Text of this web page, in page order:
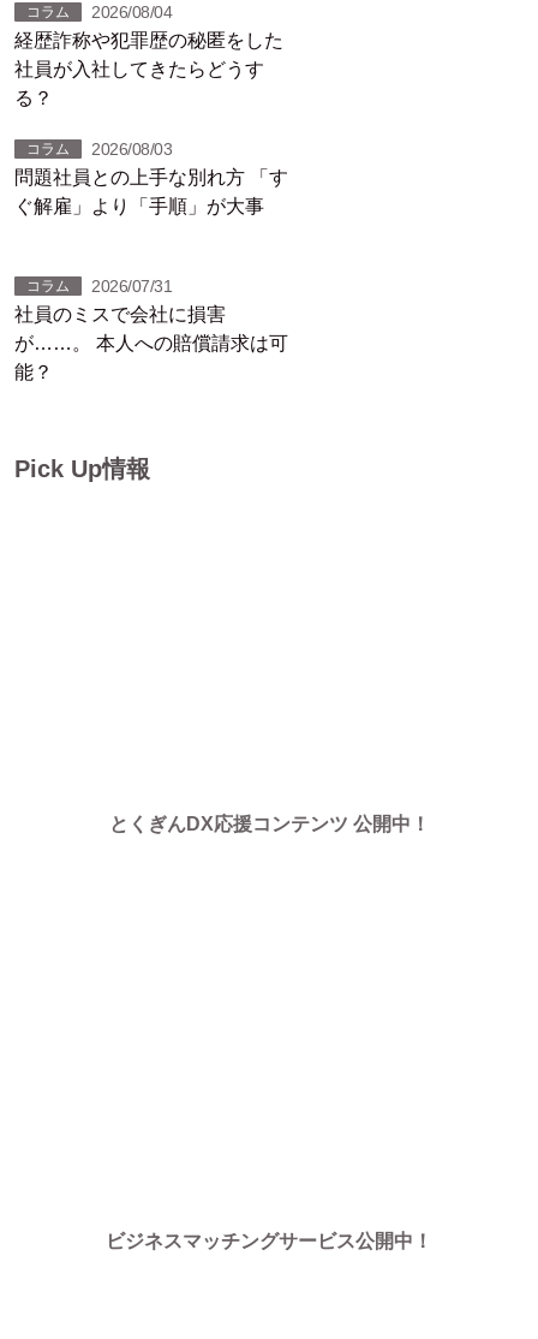
コラム 2026/08/04
経歴詐称や犯罪歴の秘匿をした
社員が入社してきたらどうす
る？
コラム 2026/08/03
問題社員との上手な別れ方 「す
ぐ解雇」より「手順」が大事
コラム 2026/07/31
社員のミスで会社に損害
が……。 本人への賠償請求は可
能？
Pick Up情報
とくぎんDX応援コンテンツ 公開中！
ビジネスマッチングサービス公開中！